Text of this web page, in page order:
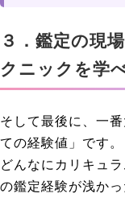
３．鑑定の現
クニックを学
そして最後に、一
ての経験値」です。
どんなにカリキュ
の鑑定経験が浅か